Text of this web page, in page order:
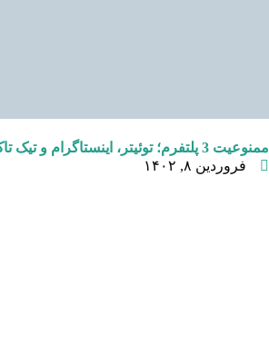
ممنوعیت 3 پلتفرم؛ توئیتر، اینستاگرام و تیک تاک برای کارمندان در فرانسه
فروردین ۸, ۱۴۰۲